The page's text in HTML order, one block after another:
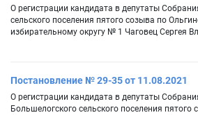
О регистрации кандидата в депутаты
сельского поселения пятого созыва по
избирательному округу № 1 Чаговец Сергея
Постановление № 29-35 от 11.08.2021
О регистрации кандидата в депутаты
Большелогского сельского поселения пятого